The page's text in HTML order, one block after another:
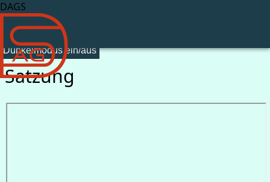
DAGS
Dunkelmodus ein/aus
Satzung